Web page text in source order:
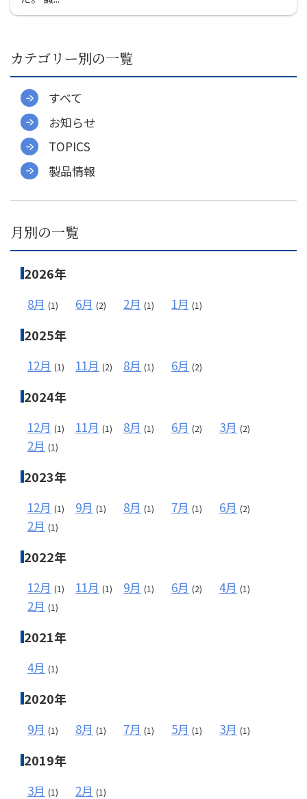
会社沿革
関連会社
決算公告
環境への取り組み
CSR
お知らせ
プライバシーポリシー
カテゴリー別の一覧
すべて
お知らせ
TOPICS
製品情報
月別の一覧
2026年
8月 (1) 6月 (2) 2月 (1) 1月 (1)
2025年
12月 (1) 11月 (2) 8月 (1) 6月 (2)
2024年
12月 (1) 11月 (1) 8月 (1) 6月 (2) 3月 (2)
2月 (1)
2023年
12月 (1) 9月 (1) 8月 (1) 7月 (1) 6月 (2)
2月 (1)
2022年
12月 (1) 11月 (1) 9月 (1) 6月 (2) 4月 (1)
2月 (1)
2021年
4月 (1)
2020年
9月 (1) 8月 (1) 7月 (1) 5月 (1) 3月 (1)
2019年
3月 (1) 2月 (1)